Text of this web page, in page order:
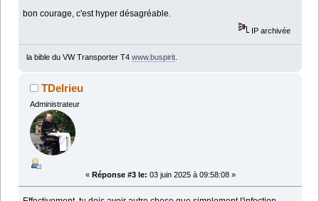
bon courage, c'est hyper désagréable.
IP archivée
la bible du VW Transporter T4 www.buspirit.
TDelrieu
Administrateur
« Réponse #3 le: 03 juin 2025 à 09:58:08 »